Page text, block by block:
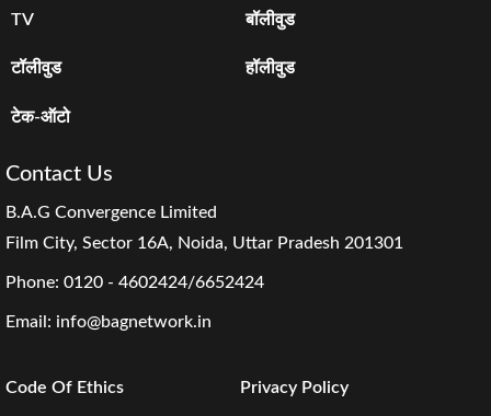
TV बॉलीवुड
टॉलीवुड हॉलीवुड
टेक-ऑटो
Contact Us
B.A.G Convergence Limited
Film City, Sector 16A, Noida, Uttar Pradesh 201301
Phone: 0120 - 4602424/6652424
Email: info@bagnetwork.in
Code Of Ethics Privacy Policy